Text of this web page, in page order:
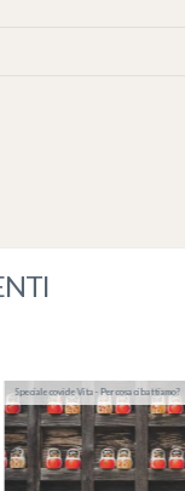
Speciale covid e Vita - Per cosa ci battiamo?